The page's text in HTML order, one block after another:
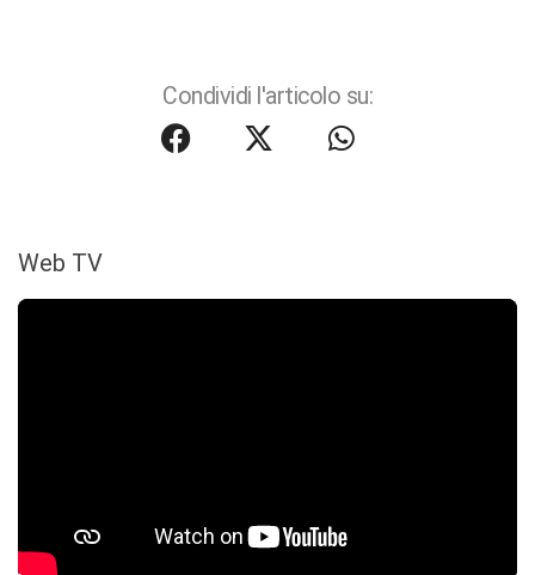
Condividi l'articolo su:
Web TV